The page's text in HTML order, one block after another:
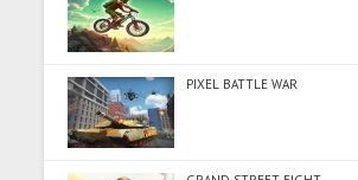
PIXEL BATTLE WAR